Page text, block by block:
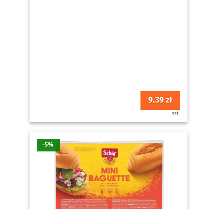
9.39 zł
szt
-5%